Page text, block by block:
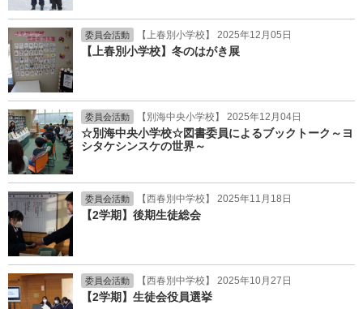
委員会活動 【上春別小学校】 2025年12月05日
【上春別小学校】冬のはがき展
委員会活動 【別海中央小学校】 2025年12月04日
☆別海中央小学校☆図書委員によるブックトーク～ヨ
シタケシンスケの世界～
委員会活動 【西春別中学校】 2025年11月18日
【2学期】後期生徒総会
委員会活動 【西春別中学校】 2025年10月27日
【2学期】生徒会役員選挙